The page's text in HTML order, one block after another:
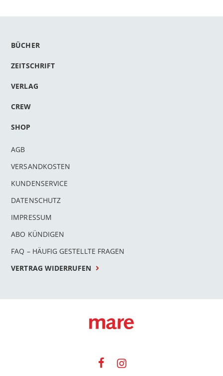
BÜCHER
ZEITSCHRIFT
VERLAG
CREW
SHOP
AGB
VERSANDKOSTEN
KUNDENSERVICE
DATENSCHUTZ
IMPRESSUM
ABO KÜNDIGEN
FAQ – HÄUFIG GESTELLTE FRAGEN
VERTRAG WIDERRUFEN